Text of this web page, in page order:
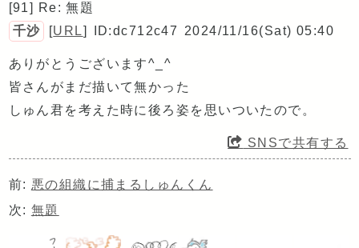
[91] Re: 無題
千沙
[URL] ID:dc712c47 2024/11/16(Sat) 05:40
ありがとうございます^_^
皆さんがまだ描いて無かった
しゅん君を考えた時に後ろ姿を思いついたので。
SNSで共有する
前: 悪の組織に捕まるしゅんくん
次: 無題